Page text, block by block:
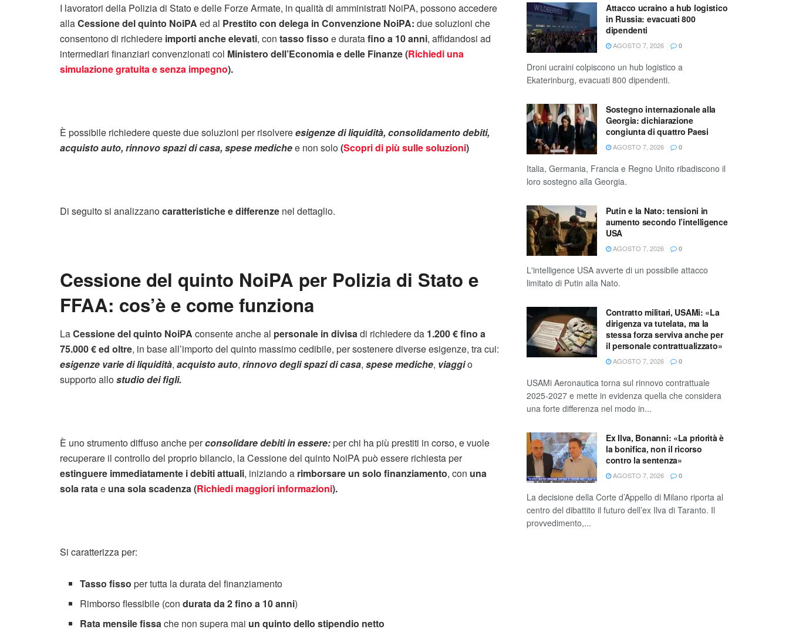
I lavoratori della Polizia di Stato e delle Forze Armate, in qualità di amministrati NoiPA, possono accedere
allaCessione del quinto NoiPA ed al Prestito con delega in Convenzione NoiPA: due soluzioni che
consentono di richiedere importi anche elevati, con tasso fisso e duratafino a 10 anni, affidandosi ad
intermediari finanziari convenzionati col Ministero dell’Economia e delle Finanze (Richiedi una
simulazione gratuita e senza impegno).
È possibile richiedere queste due soluzioni per risolvereesigenze di liquidità, consolidamento debiti,
acquisto auto, rinnovo spazi di casa, spese medichee non solo(Scopri di più sulle soluzioni)
Di seguito si analizzanocaratteristiche e differenze nel dettaglio.
Cessione del quinto NoiPA per Polizia di Stato e
FFAA: cos’è e come funziona
LaCessione del quinto NoiPA consente anche al personale in divisadi richiedere da 1.200 € fino a
75.000 € ed oltre, in base all’importo del quinto massimo cedibile, per sostenere diverse esigenze, tra cui:
esigenze varie di liquidità, acquisto auto, rinnovo degli spazi di casa, spese mediche, viaggio
supporto allostudio dei figli.
È uno strumento diffuso anche perconsolidare debiti in essere:per chi ha più prestiti in corso, e vuole
recuperare il controllo del proprio bilancio, la Cessione del quinto NoiPA può essere richiesta per
estinguere immediatamente i debiti attuali, iniziando a rimborsare un solo finanziamento, con una
sola ratae una sola scadenza (Richiedi maggiori informazioni).
Si caratterizza per:
Tasso fisso per tutta la durata del finanziamento
Rimborso flessibile (condurata da 2 fino a 10 anni)
Rata mensile fissache non supera mai un quinto dello stipendio netto
Attacco ucraino a hub logistico
in Russia: evacuati 800
dipendenti
AGOSTO 7, 2026 0
Droni ucraini colpiscono un hub logistico a
Ekaterinburg, evacuati 800 dipendenti.
Sostegno internazionale alla
Georgia: dichiarazione
congiunta di quattro Paesi
AGOSTO 7, 2026 0
Italia, Germania, Francia e Regno Unito ribadiscono il
loro sostegno alla Georgia.
Putin e la Nato: tensioni in
aumento secondo l’intelligence
USA
AGOSTO 7, 2026 0
L'intelligence USA avverte di un possibile attacco
limitato di Putin alla Nato.
Contratto militari, USAMi: «La
dirigenza va tutelata, ma la
stessa forza serviva anche per
il personale contrattualizzato»
AGOSTO 7, 2026 0
USAMi Aeronautica torna sul rinnovo contrattuale
2025-2027 e mette in evidenza quella che considera
una forte differenza nel modo in...
Ex Ilva, Bonanni: «La priorità è
la bonifica, non il ricorso
contro la sentenza»
AGOSTO 7, 2026 0
La decisione della Corte d’Appello di Milano riporta al
centro del dibattito il futuro dell’ex Ilva di Taranto. Il
provvedimento,...